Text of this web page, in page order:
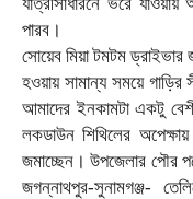
পারব।
সোয়েব মিয়া টমটম
হওয়ায় সামান্য সময়ে গাড়ির
আমাদের ইনকামটা একটু
লকডাউন শিথিলের
জমাচ্ছেন। উপজেলার পৌর
জগন্নাথপুর-সুনামগঞ্জ-